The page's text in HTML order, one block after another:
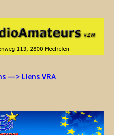
—> Liens VRA